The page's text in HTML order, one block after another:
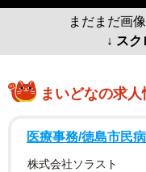
まだまだ画
↓ ス
まいどなの求人
医療事務/徳島市民
株式会社ソラスト